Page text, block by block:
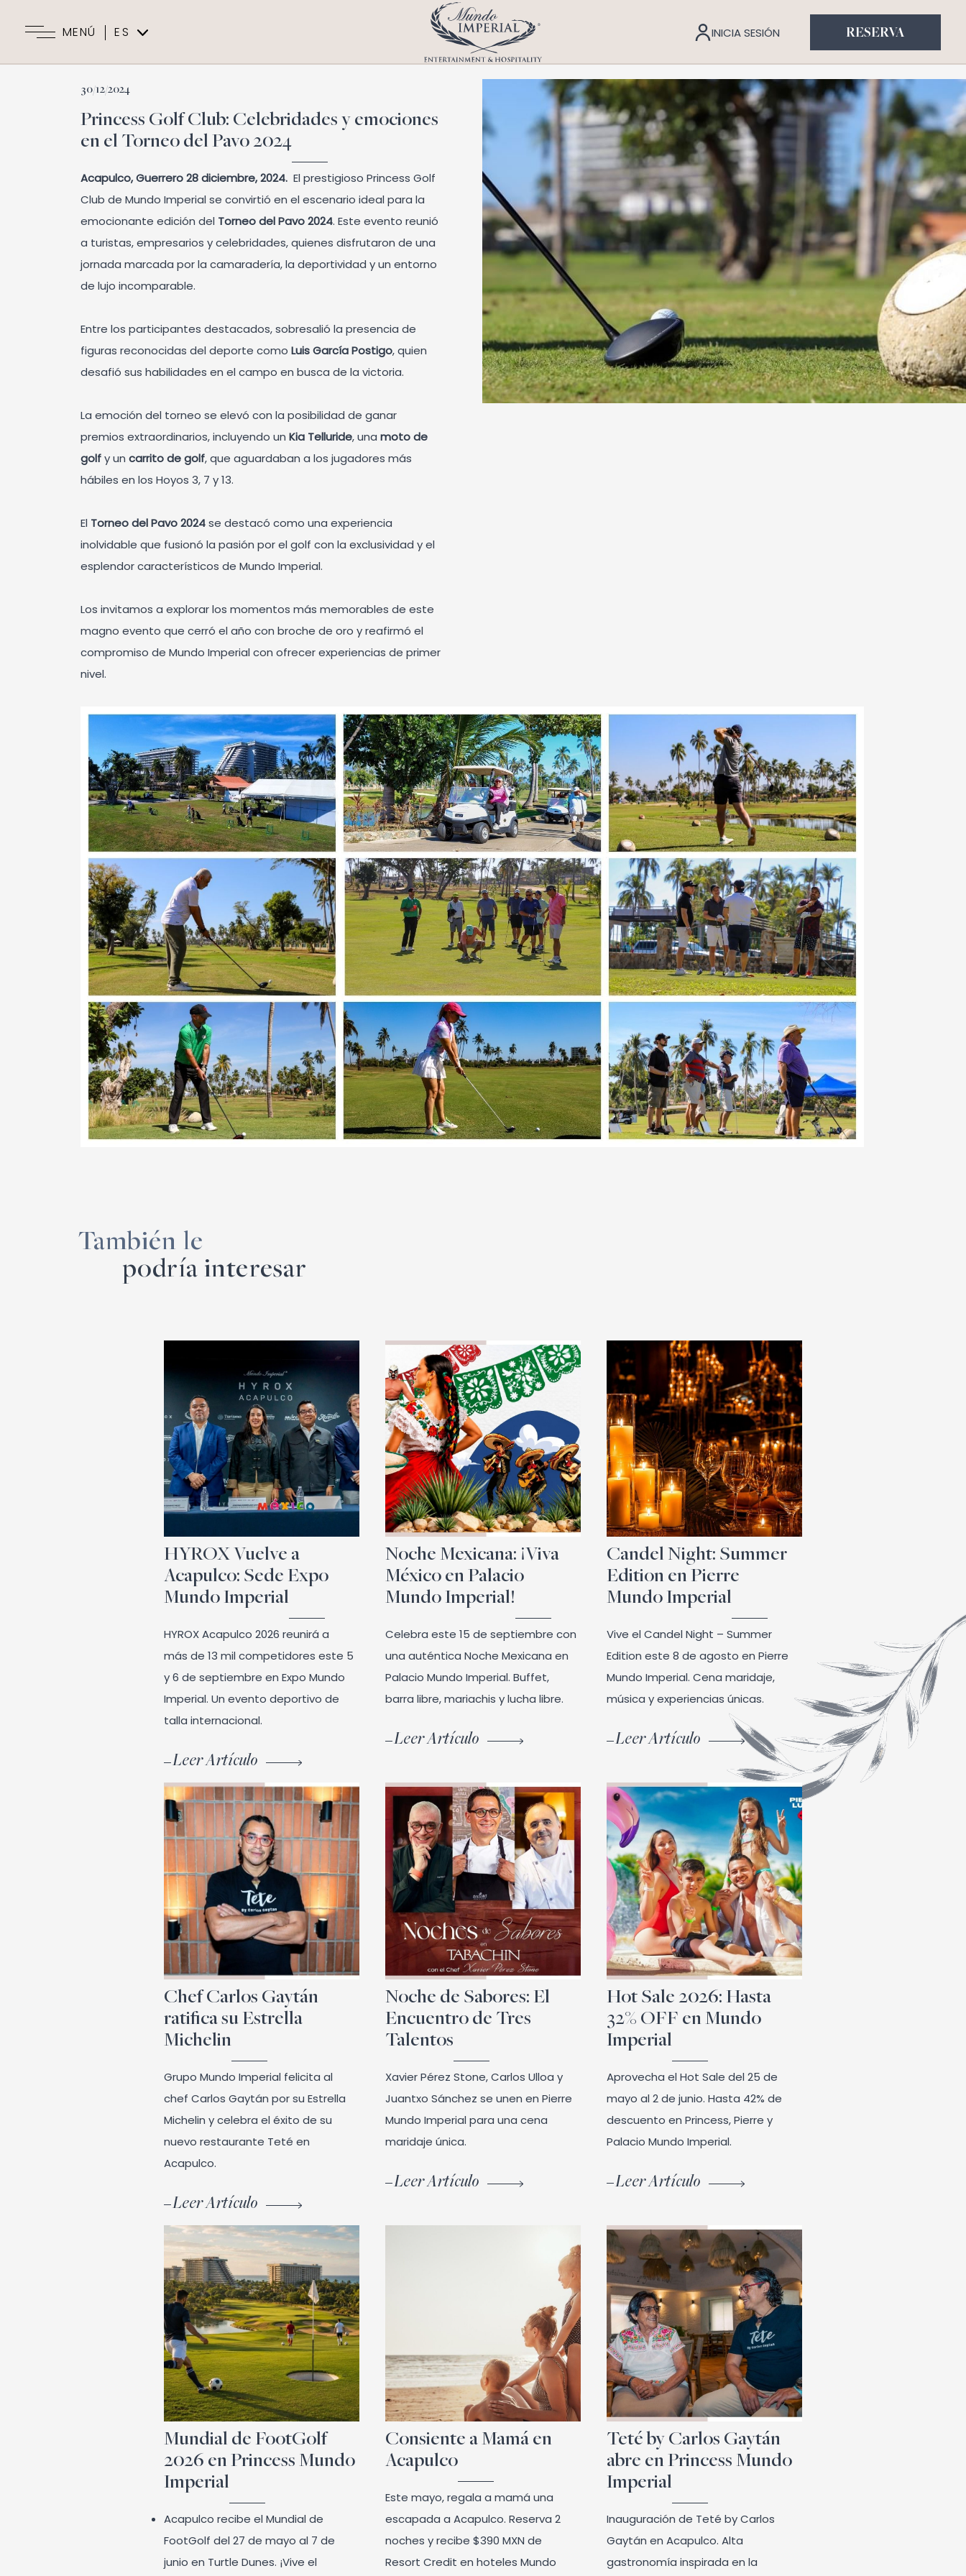
MENÚ
ES
RESERVA
INICIA SESIÓN
30/12/2024
Princess Golf Club: Celebridades y emociones
en el Torneo del Pavo 2024
Acapulco, Guerrero 28 diciembre, 2024.El prestigioso Princess Golf
Club de Mundo Imperial se convirtió en el escenario ideal para la
emocionante edición del Torneo del Pavo 2024. Este evento reunió
a turistas, empresarios y celebridades, quienes disfrutaron de una
jornada marcada por la camaradería, la deportividad y un entorno
de lujo incomparable.
Entre los participantes destacados, sobresalió la presencia de
figuras reconocidas del deporte como Luis García Postigo, quien
desafió sus habilidades en el campo en busca de la victoria.
La emoción del torneo se elevó con la posibilidad de ganar
premios extraordinarios, incluyendo un Kia Telluride, una moto de
golfy un carrito de golf, que aguardaban a los jugadores más
hábiles en los Hoyos 3, 7 y 13.
El Torneo del Pavo 2024se destacó como una experiencia
inolvidable que fusionó la pasión por el golf con la exclusividad y el
esplendor característicos de Mundo Imperial.
Los invitamos a explorar los momentos más memorables de este
magno evento que cerró el año con broche de oro y reafirmó el
compromiso de Mundo Imperial con ofrecer experiencias de primer
nivel.
También le
podría interesar
HYROX Vuelve a
Acapulco: Sede Expo
Mundo Imperial
HYROX Acapulco 2026 reunirá a
más de 13 mil competidores este 5
y 6 de septiembre en Expo Mundo
Imperial. Un evento deportivo de
talla internacional.
Leer Artículo
Noche Mexicana: ¡Viva
México en Palacio
Mundo Imperial!
Celebra este 15 de septiembre con
una auténtica Noche Mexicana en
Palacio Mundo Imperial. Buffet,
barra libre, mariachis y lucha libre.
Leer Artículo
Candel Night: Summer
Edition en Pierre
Mundo Imperial
Vive el Candel Night – Summer
Edition este 8 de agosto en Pierre
Mundo Imperial. Cena maridaje,
música y experiencias únicas.
Leer Artículo
Chef Carlos Gaytán
ratifica su Estrella
Michelin
Grupo Mundo Imperial felicita al
chef Carlos Gaytán por su Estrella
Michelin y celebra el éxito de su
nuevo restaurante Teté en
Acapulco.
Leer Artículo
Noche de Sabores: El
Encuentro de Tres
Talentos
Xavier Pérez Stone, Carlos Ulloa y
Juantxo Sánchez se unen en Pierre
Mundo Imperial para una cena
maridaje única.
Leer Artículo
Hot Sale 2026: Hasta
32% OFF en Mundo
Imperial
Aprovecha el Hot Sale del 25 de
mayo al 2 de junio. Hasta 42% de
descuento en Princess, Pierre y
Palacio Mundo Imperial.
Leer Artículo
Mundial de FootGolf
2026 en Princess Mundo
Imperial
Acapulco recibe el Mundial de
FootGolf del 27 de mayo al 7 de
junio en Turtle Dunes. ¡Vive el
Consiente a Mamá en
Acapulco
Este mayo, regala a mamá una
escapada a Acapulco. Reserva 2
noches y recibe $390 MXN de
Resort Credit en hoteles Mundo
Teté by Carlos Gaytán
abre en Princess Mundo
Imperial
Inauguración de Teté by Carlos
Gaytán en Acapulco. Alta
gastronomía inspirada en la